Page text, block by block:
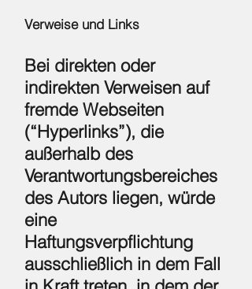
Verweise und Links
Bei direkten oder
indirekten Verweisen auf
fremde Webseiten
(“Hyperlinks”), die
außerhalb des
Verantwortungsbereiches
des Autors liegen, würde
eine
Haftungsverpflichtung
ausschließlich in dem Fall